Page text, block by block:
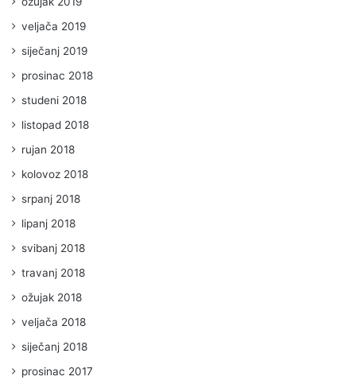
veljača 2019
siječanj 2019
prosinac 2018
studeni 2018
listopad 2018
rujan 2018
kolovoz 2018
srpanj 2018
lipanj 2018
svibanj 2018
travanj 2018
ožujak 2018
veljača 2018
siječanj 2018
prosinac 2017